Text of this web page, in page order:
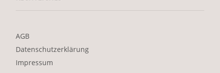
AGB
Datenschutzerklärung
Impressum